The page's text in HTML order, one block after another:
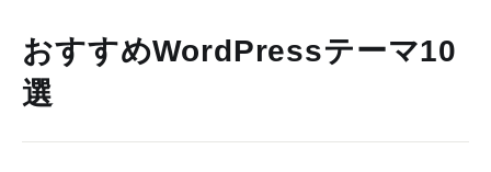
おすすめWordPressテーマ10
選